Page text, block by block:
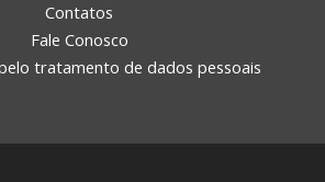
Contatos
Fale Conosco
tratamento de dados pessoais